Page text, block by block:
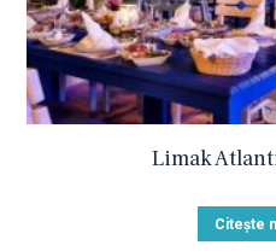
Limak
Citește